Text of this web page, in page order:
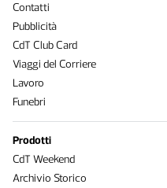
Contatti
Pubblicità
CdT Club Card
Viaggi del Corriere
Lavoro
Funebri
Prodotti
CdT Weekend
Archivio Storico